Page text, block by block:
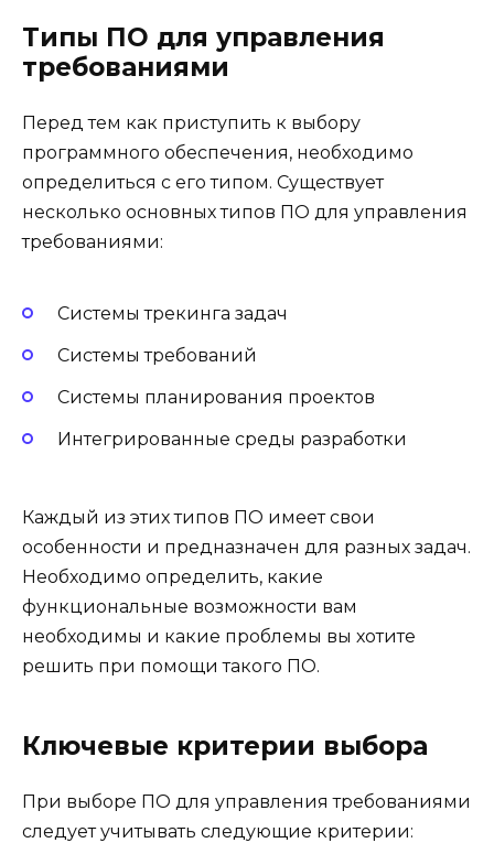
Типы ПО для управления
требованиями
Перед тем как приступить к выбору
программного обеспечения, необходимо
определиться с его типом. Существует
несколько основных типов ПО для управления
требованиями:
Системы трекинга задач
Системы требований
Системы планирования проектов
Интегрированные среды разработки
Каждый из этих типов ПО имеет свои
особенности и предназначен для разных задач.
Необходимо определить, какие
функциональные возможности вам
необходимы и какие проблемы вы хотите
решить при помощи такого ПО.
Ключевые критерии выбора
При выборе ПО для управления требованиями
следует учитывать следующие критерии: